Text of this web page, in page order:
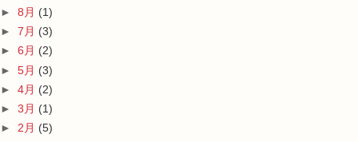
► 8月 (1)
► 7月 (3)
► 6月 (2)
► 5月 (3)
► 4月 (2)
► 3月 (1)
► 2月 (5)